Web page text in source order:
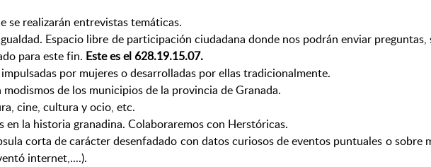
se realizarán entrevistas temáticas.
Espacio libre de participación ciudadana donde nos podrán enviar
para este fin. Este es el 628.19.15.07.
por mujeres o desarrolladas por ellas tradicionalmente.
de los municipios de la provincia de Granada.
cine, cultura y ocio, etc.
en la historia granadina. Colaboraremos con Herstóricas.
corta de carácter desenfadado con datos curiosos de eventos puntuales o sobre
internet,....).